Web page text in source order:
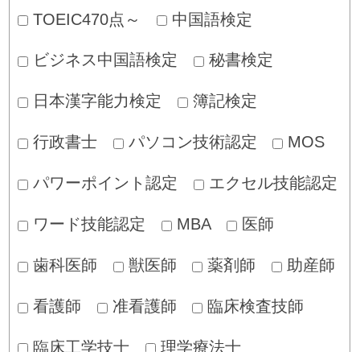
TOEIC470点～ 中国語検定
ビジネス中国語検定 秘書検定
日本漢字能力検定 簿記検定
行政書士 パソコン技術認定 MOS
パワーポイント認定 エクセル技能認定
ワード技能認定 MBA 医師
歯科医師 獣医師 薬剤師 助産師
看護師 准看護師 臨床検査技師
臨床工学技士 理学療法士